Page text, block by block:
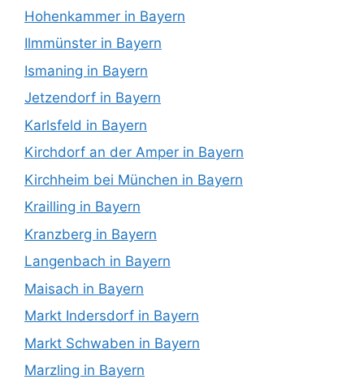
Hohenkammer in Bayern
Ilmmünster in Bayern
Ismaning in Bayern
Jetzendorf in Bayern
Karlsfeld in Bayern
Kirchdorf an der Amper in Bayern
Kirchheim bei München in Bayern
Krailling in Bayern
Kranzberg in Bayern
Langenbach in Bayern
Maisach in Bayern
Markt Indersdorf in Bayern
Markt Schwaben in Bayern
Marzling in Bayern